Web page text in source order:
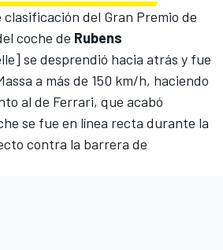
del Gran Premio de
coche de Rubens
se desprendió hacia atrás y fue
a más de 150 km/h, haciendo
al de Ferrari, que acabó
se fue en línea recta durante la
contra la barrera de